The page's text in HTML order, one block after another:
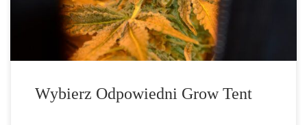
warto podejść […]
Wybierz Odpowiedni Grow Tent